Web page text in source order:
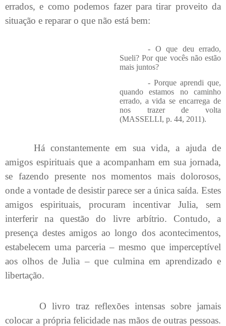
errados, e como podemos fazer para tirar proveito da
situação e reparar o que não está bem:
- O que deu errado,
Sueli? Por que vocês não estão
mais juntos?
- Porque aprendi que,
quando estamos no caminho
errado, a vida se encarrega de
nos trazer de volta
(MASSELLI, p. 44, 2011).
Há constantemente em sua vida, a ajuda de
amigos espirituais que a acompanham em sua jornada,
se fazendo presente nos momentos mais dolorosos,
onde a vontade de desistir parece ser a única saída. Estes
amigos espirituais, procuram incentivar Julia, sem
interferir na questão do livre arbítrio. Contudo, a
presença destes amigos ao longo dos acontecimentos,
estabelecem uma parceria – mesmo que imperceptível
aos olhos de Julia – que culmina em aprendizado e
libertação.
O livro traz reflexões intensas sobre jamais
colocar a própria felicidade nas mãos de outras pessoas.